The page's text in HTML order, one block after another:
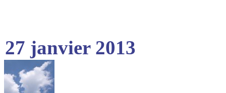
27 janvier 2013